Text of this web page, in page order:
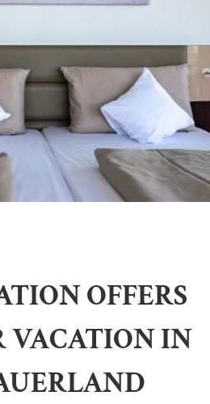
OFFERS
VACATION IN